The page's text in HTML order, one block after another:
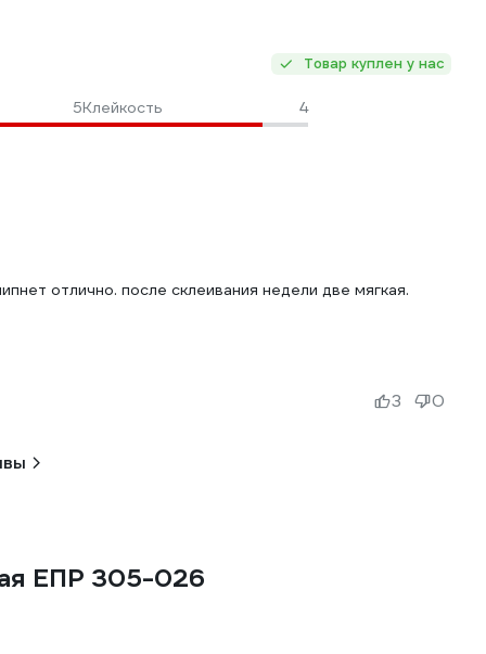
Товар куплен у нас
5Клейкость 4
отлично. после склеивания недели две мягкая.
3 0
ЕПР 305-026